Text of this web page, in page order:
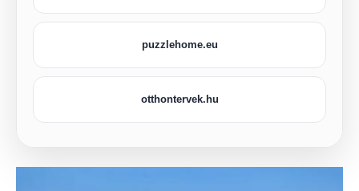
puzzlehome.eu
otthontervek.hu